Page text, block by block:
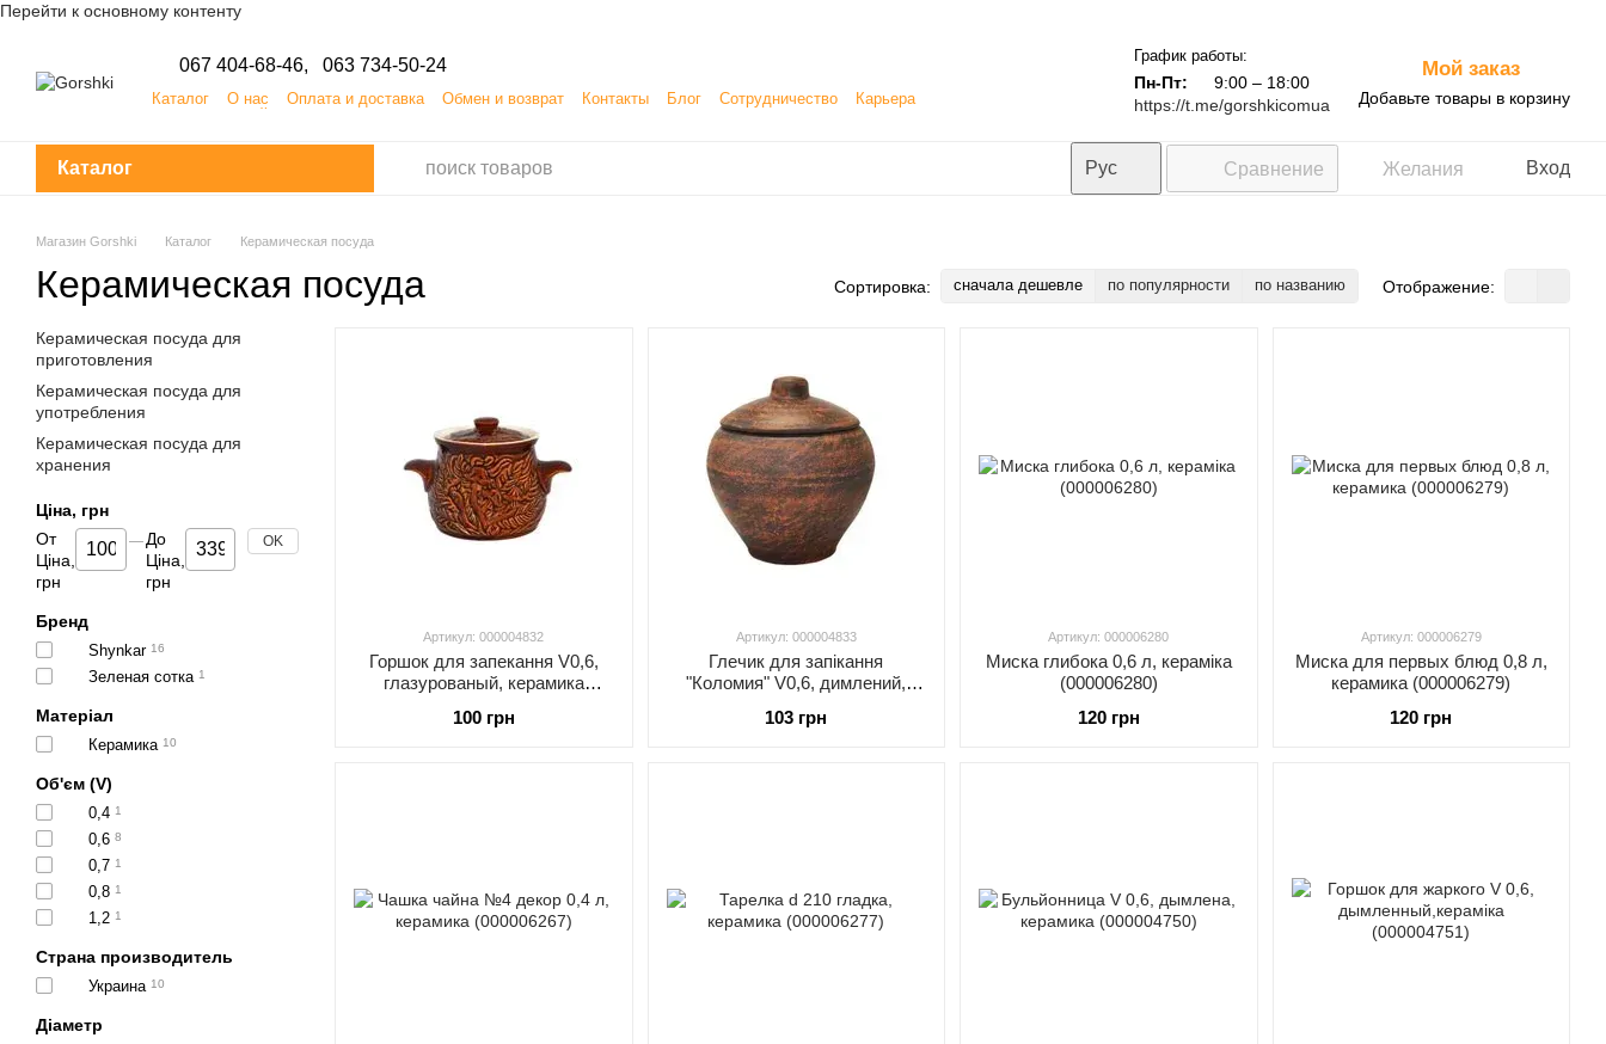
Перейти к основному контенту
067 404-68-46, 063 734-50-24
Каталог О нас Оплата и доставка Обмен и возврат Контакты Блог Сотрудничество
Карьера
График работы:
Пн-Пт:
9:00 – 18:00
https://t.me/gorshkicomua
Мой заказ
Добавьте товары в корзину
Каталог Рус Сравнение Желания Вход
Магазин Gorshki Каталог Керамическая посуда
Керамическая посуда Сортировка: сначала дешевле по популярности по названию Отображение:
Артикул: 000004832
Горшок для запекання V0,6,
глазурованый, керамика
100 грн
Артикул: 000004833
Глечик для запікання
"Коломия" V0,6, димлений,
103 грн
Артикул: 000006280
Миска глибока 0,6 л, кераміка
(000006280)
120 грн
Артикул: 000006279
Миска для первых блюд 0,8 л,
керамика (000006279)
120 грн
Керамическая посуда для
приготовления
Керамическая посуда для
употребления
Керамическая посуда для
хранения
Ціна, грн
От
Ціна,
грн
До
Ціна,
грн
OK
Бренд
Shynkar 16
Зеленая сотка 1
Матеріал
Керамика 10
Об'єм (V)
0,4 1
0,6 8
0,7 1
0,8 1
1,2 1
Страна производитель
Украина 10
Діаметр